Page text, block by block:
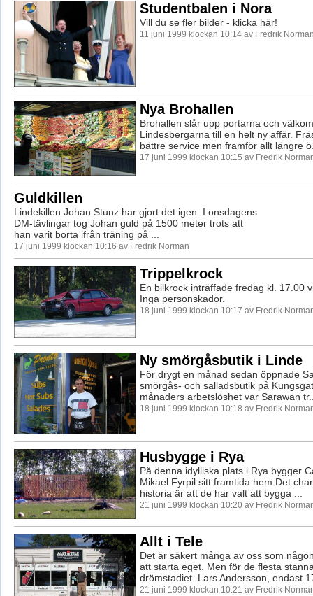
Studentbalen i Nora
Vill du se fler bilder - klicka här!
11 juni 1999 klockan 10:14 av Fredrik
Nya Brohallen
Brohallen slår upp portarna och
Lindesbergarna till en helt ny affär.
bättre service men framför allt längre
17 juni 1999 klockan 10:15 av Fredrik
Guldkillen
Lindekillen Johan Stunz har gjort det igen. I onsdagens
DM-tävlingar tog Johan guld på 1500 meter trots att
han varit borta ifrån träning på ...
17 juni 1999 klockan 10:16 av Fredrik Norman
Trippelkrock
En bilkrock inträffade fredag kl. 17.00
Inga personskador.
18 juni 1999 klockan 10:17 av Fredrik
Ny smörgåsbutik i Linde
För drygt en månad sedan öppnade
smörgås- och salladsbutik på
månaders arbetslöshet var Sarawan
18 juni 1999 klockan 10:18 av Fredrik
Husbygge i Rya
På denna idylliska plats i Rya bygger
Mikael Fyrpil sitt framtida hem.Det
historia är att de har valt att bygga ...
21 juni 1999 klockan 10:20 av Fredrik
Allt i Tele
Det är säkert många av oss som
att starta eget. Men för de flesta
drömstadiet. Lars Andersson, endast
21 juni 1999 klockan 10:21 av Fredrik